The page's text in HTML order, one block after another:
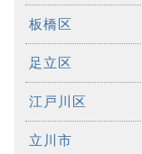
板橋区
足立区
江戸川区
立川市